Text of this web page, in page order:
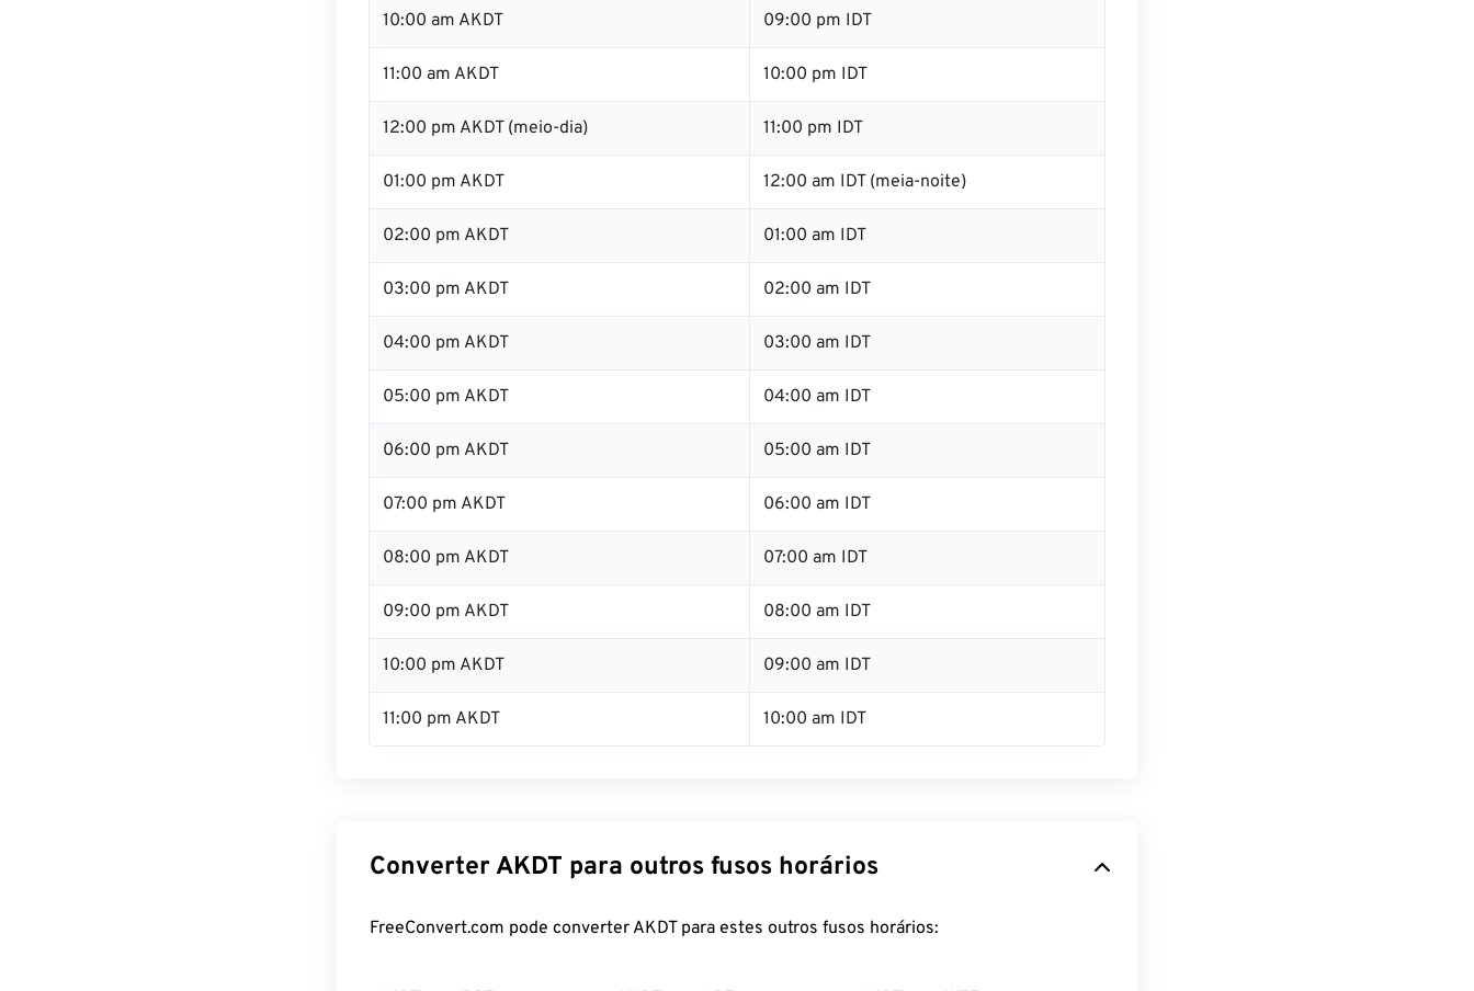
10:00 am AKDT 09:00 pm IDT
11:00 am AKDT 10:00 pm IDT
12:00 pm AKDT (meio-dia) 11:00 pm IDT
01:00 pm AKDT 12:00 am IDT (meia-noite)
02:00 pm AKDT 01:00 am IDT
03:00 pm AKDT 02:00 am IDT
04:00 pm AKDT 03:00 am IDT
05:00 pm AKDT 04:00 am IDT
06:00 pm AKDT 05:00 am IDT
07:00 pm AKDT 06:00 am IDT
08:00 pm AKDT 07:00 am IDT
09:00 pm AKDT 08:00 am IDT
10:00 pm AKDT 09:00 am IDT
11:00 pm AKDT 10:00 am IDT
Converter AKDT para outros fusos horários
FreeConvert.com pode converter AKDT para estes outros fusos horários: